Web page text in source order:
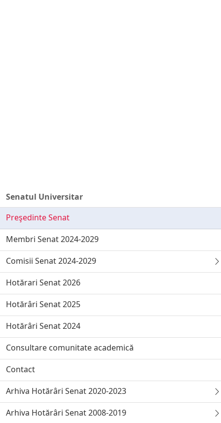
Senatul Universitar
Preşedinte Senat
Membri Senat 2024-2029
Comisii Senat 2024-2029
Hotărari Senat 2026
Hotărâri Senat 2025
Hotărâri Senat 2024
Consultare comunitate academică
Contact
Arhiva Hotărâri Senat 2020-2023
Arhiva Hotărâri Senat 2008-2019